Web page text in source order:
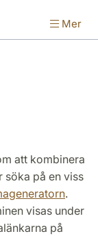
Mer
att kombinera
söka på en viss
.
visas under
på